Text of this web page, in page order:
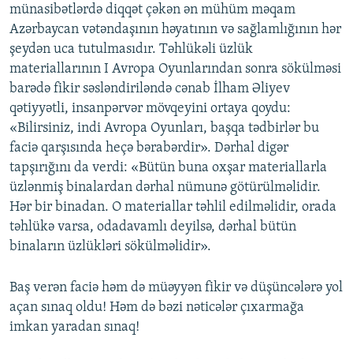
münasibətlərdə diqqət çəkən ən mühüm məqam
Azərbaycan vətəndaşının həyatının və sağlamlığının hər
şeydən uca tutulmasıdır. Təhlükəli üzlük
materiallarının I Avropa Oyunlarından sonra sökülməsi
barədə fikir səsləndiriləndə cənab İlham Əliyev
qətiyyətli, insanpərvər mövqeyini ortaya qoydu:
«Bilirsiniz, indi Avropa Oyunları, başqa tədbirlər bu
faciə qarşısında heçə bərabərdir». Dərhal digər
tapşırığını da verdi: «Bütün buna oxşar materiallarla
üzlənmiş binalardan dərhal nümunə götürülməlidir.
Hər bir binadan. O materiallar təhlil edilməlidir, orada
təhlükə varsa, odadavamlı deyilsə, dərhal bütün
binaların üzlükləri sökülməlidir».
Baş verən faciə həm də müəyyən fikir və düşüncələrə yol
açan sınaq oldu! Həm də bəzi nəticələr çıxarmağa
imkan yaradan sınaq!